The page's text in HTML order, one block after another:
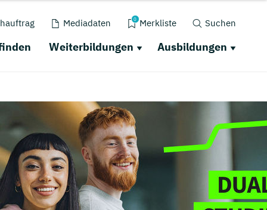
Mediadaten 0 Merkliste Suchen
Weiterbildungen Ausbildungen